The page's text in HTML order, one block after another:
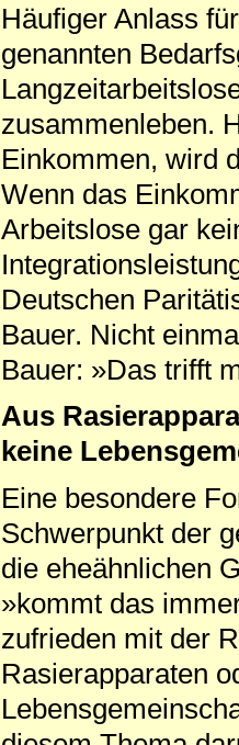
Häufiger Anlass
genannten
zusammenleben.
Einkommen, wird
Wenn das
Arbeitslose gar
Deutschen
Bauer. Nicht
Bauer: »Das trifft
Aus
keine
Eine besondere
Schwerpunkt der
die eheähnlichen
»kommt das
zufrieden mit der
Rasierapparaten